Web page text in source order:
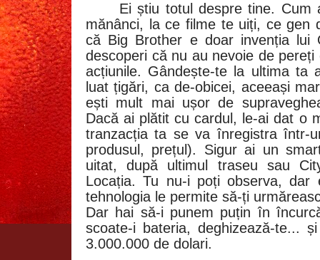
Ei știu totul despre tine.
mănânci, la ce filme te uiți, ce gen
că Big Brother e doar invenția lui
descoperi că nu au nevoie de
acțiunile. Gândește-te la ultima ta
luat țigări, ca de-obicei, aceeași
ești mult mai ușor de
Dacă ai plătit cu cardul, le-ai dat o
tranzacția ta se va înregistra într-
produsul, prețul). Sigur ai un
uitat, după ultimul traseu sau
Locația. Tu nu-i poți observa,
tehnologia le permite să-ți
Dar hai să-i punem puțin în
scoate-i bateria, deghizează-te...
3.000.000 de dolari.